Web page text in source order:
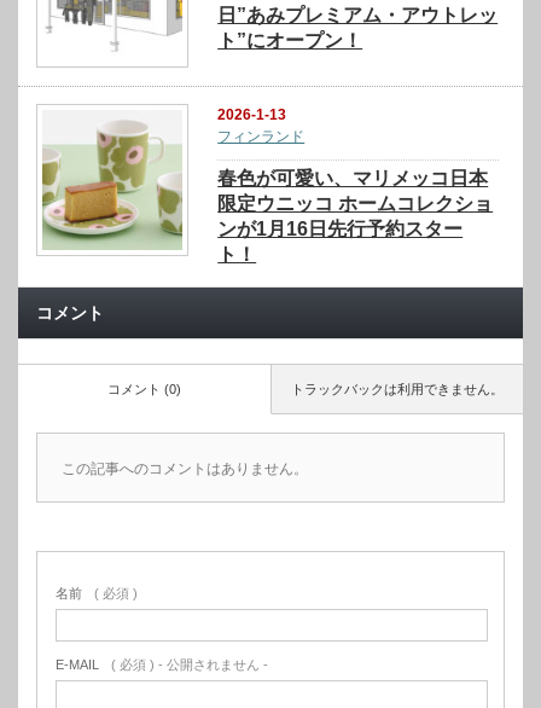
日”あみプレミアム・アウトレッ
ト”にオープン！
2026-1-13
フィンランド
春色が可愛い、マリメッコ日本
限定ウニッコ ホームコレクショ
ンが1月16日先行予約スター
ト！
コメント
トラックバックは利用できません。
コメント (0)
この記事へのコメントはありません。
名前 ( 必須 )
E-MAIL ( 必須 ) - 公開されません -